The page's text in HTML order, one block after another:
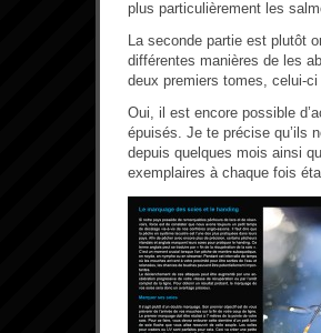
plus particulièrement les
La seconde partie est plutôt
différentes manières de les
deux premiers tomes, celui-
Oui, il est encore possible
épuisés. Je te précise qu’ils
depuis quelques mois ainsi
exemplaires à chaque fois